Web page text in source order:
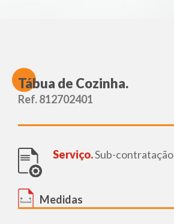
Tábua de Cozinha.
Ref. 812702401
Serviço.Sub-contratação
Medidas